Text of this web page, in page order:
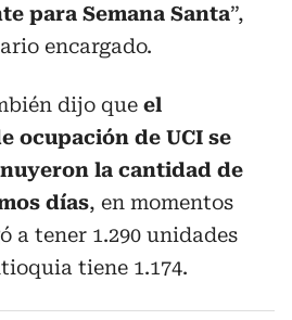
para Semana Santa”,
encargado.
dijo que el
ocupación de UCI se
la cantidad de
días, en momentos
a tener 1.290 unidades
tiene 1.174.